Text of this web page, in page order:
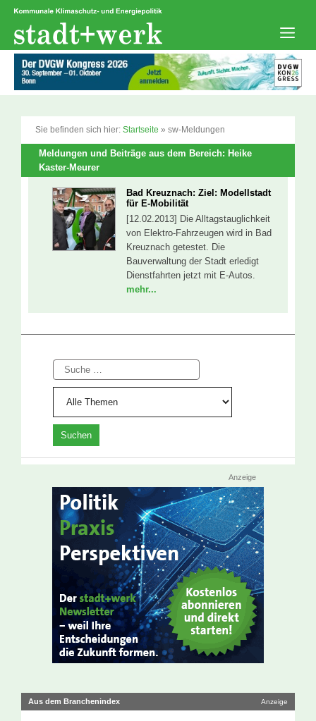
Zum
springen
Sie befinden sich hier: Startseite » sw-Meldungen
Meldungen und Beiträge aus dem Bereich: Heike
Kaster-Meurer
Bad Kreuznach: Ziel: Modellstadt
für E-Mobilität
[12.02.2013] Die Alltagstauglichkeit
von Elektro-Fahrzeugen wird in Bad
Kreuznach getestet. Die
Bauverwaltung der Stadt erledigt
Dienstfahrten jetzt mit E-Autos.
mehr...
Suche
Anzeige
Aus dem Branchenindex Anzeige